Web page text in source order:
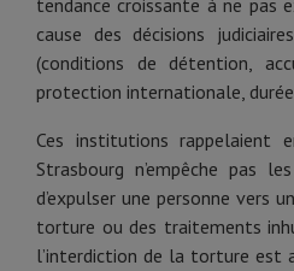
tendance croissante à ne pas
cause des décisions
(conditions de détention,
protection internationale, durée
Ces institutions rappelaient
Strasbourg n’empêche pas
d’expulser une personne vers
torture ou des traitements
l’interdiction de la torture est